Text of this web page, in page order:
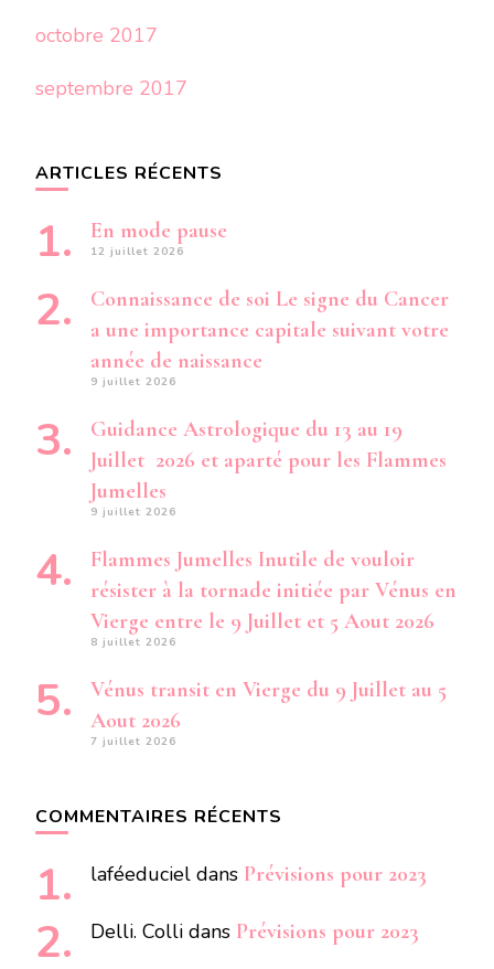
octobre 2017
septembre 2017
ARTICLES RÉCENTS
En mode pause
12 juillet 2026
Connaissance de soi Le signe du Cancer
a une importance capitale suivant votre
année de naissance
9 juillet 2026
Guidance Astrologique du 13 au 19
Juillet 2026 et aparté pour les Flammes
Jumelles
9 juillet 2026
Flammes Jumelles Inutile de vouloir
résister à la tornade initiée par Vénus en
Vierge entre le 9 Juillet et 5 Aout 2026
8 juillet 2026
Vénus transit en Vierge du 9 Juillet au 5
Aout 2026
7 juillet 2026
COMMENTAIRES RÉCENTS
laféeduciel dans Prévisions pour 2023
Delli. Colli dans Prévisions pour 2023